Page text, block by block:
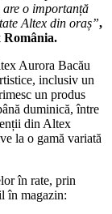
are o importanță
Altex din oraș”,
Aurora Bacău
inclusiv un
un produs
duminică, între
din Altex
la o gamă variată
în rate, prin
în magazin: